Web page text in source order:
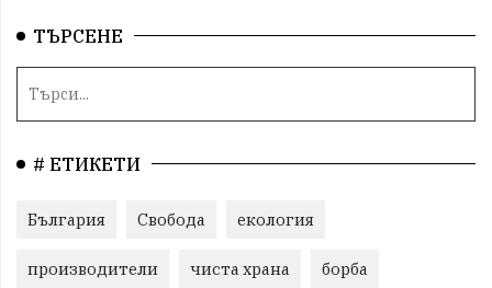
ТЪРСЕНЕ
# ЕТИКЕТИ
България Свобода екология
производители чиста храна борба